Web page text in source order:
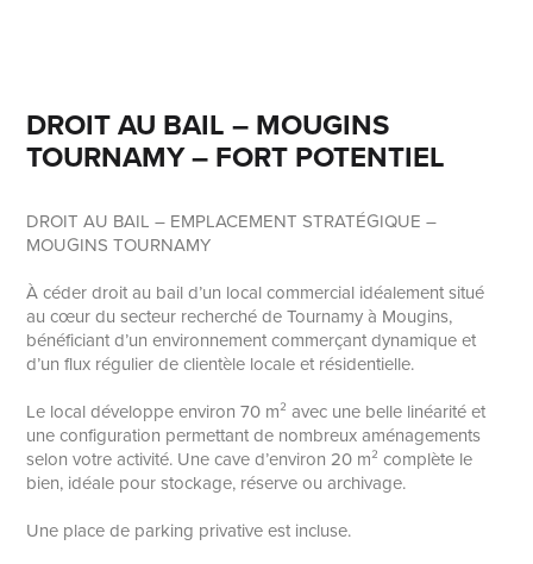
DROIT AU BAIL – MOUGINS
TOURNAMY – FORT POTENTIEL
DROIT AU BAIL – EMPLACEMENT STRATÉGIQUE –
MOUGINS TOURNAMY
À céder droit au bail d’un local commercial idéalement situé
au cœur du secteur recherché de Tournamy à Mougins,
bénéficiant d’un environnement commerçant dynamique et
d’un flux régulier de clientèle locale et résidentielle.
Le local développe environ 70 m² avec une belle linéarité et
une configuration permettant de nombreux aménagements
selon votre activité. Une cave d’environ 20 m² complète le
bien, idéale pour stockage, réserve ou archivage.
Une place de parking privative est incluse.